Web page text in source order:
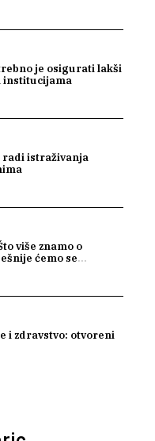
je osigurati lakši
institucijama
radi istraživanja
više znamo o
ćemo se
i zdravstvo: otvoreni